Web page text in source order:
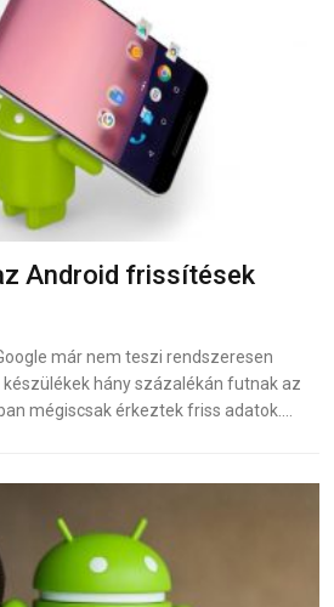
Android frissítések
már nem teszi rendszeresen
hány százalékán futnak az
mégiscsak érkeztek friss adatok.…